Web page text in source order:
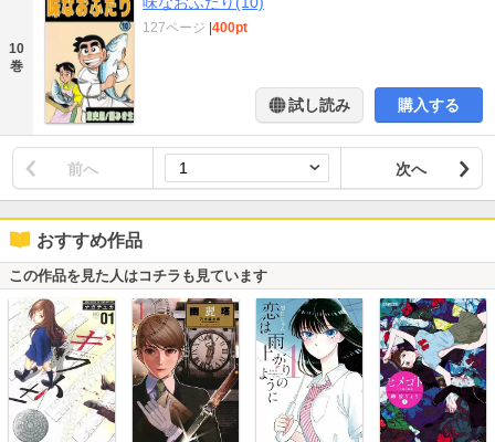
10
巻
127ページ 400pt
試し読み 購入する
前へ 次へ
おすすめ作品
この作品を見た人はコチラも見ています